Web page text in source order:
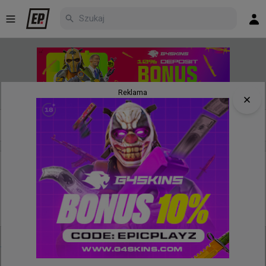
Najpopularniejsze Poczekalnia
wojteq godzinę temu
easy kończy projekt poszukiwania młodych talentów
oraz streamerską karierę. "Moje priorytety są dziś w
zupełnie innym miejscu"
inet_easy
Reklama